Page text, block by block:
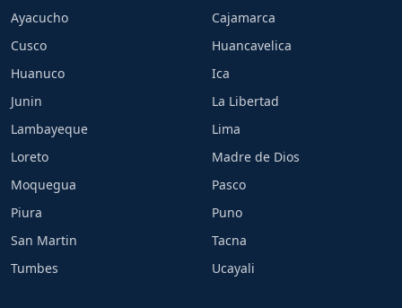
Ayacucho
Cajamarca
Cusco
Huancavelica
Huanuco
Ica
Junin
La Libertad
Lambayeque
Lima
Loreto
Madre de Dios
Moquegua
Pasco
Piura
Puno
San Martin
Tacna
Tumbes
Ucayali